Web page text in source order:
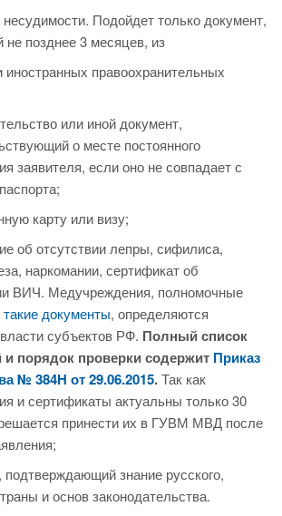
несудимости. Подойдет только документ,
позднее 3 месяцев, из
правоохранительных
или иной документ,
о месте постоянного
заявителя, если оно не совпадает с
карту или визу;
об отсутствии лепры, сифилиса,
наркомании, сертификат об
ВИЧ. Медучреждения, полномочные
такие документы, определяются
субъектов РФ. Полный список
и порядок проверки содержит Приказ
№ 384Н от 29.06.2015.Так как
и сертификаты актуальны только 30
принести их в ГУВМ МВД после
подтверждающий знание русского,
и основ законодательства.